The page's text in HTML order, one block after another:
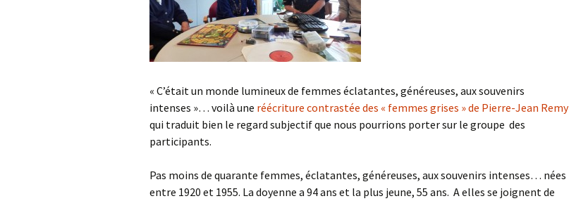
« C’était un monde lumineux de femmes éclatantes, généreuses, aux souvenirs
intenses »… voilà une réécriture contrastée des « femmes grises » de Pierre-Jean Remy
qui traduit bien le regard subjectif que nous pourrions porter sur le groupe des
participants.
Pas moins de quarante femmes, éclatantes, généreuses, aux souvenirs intenses… nées
entre 1920 et 1955. La doyenne a 94 ans et la plus jeune, 55 ans. A elles se joignent de